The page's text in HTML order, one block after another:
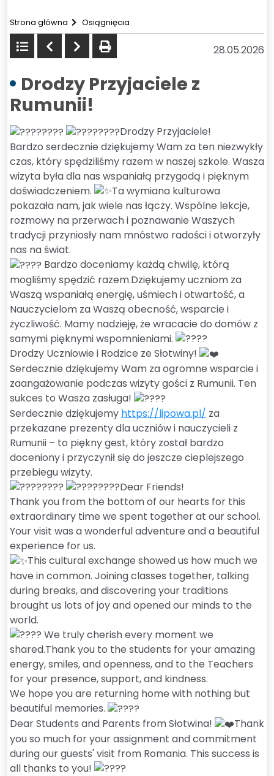
Strona główna Osiągnięcia
Powrót
do
listy
Poprzedni
Następny
drukuj 28.05.2026
Drodzy Przyjaciele z
Rumunii!
Drodzy Przyjaciele!
Bardzo serdecznie dziękujemy Wam za ten niezwykły
czas, który spędziliśmy razem w naszej szkole. Wasza
wizyta była dla nas wspaniałą przygodą i pięknym
doświadczeniem.
Ta wymiana kulturowa
pokazała nam, jak wiele nas łączy. Wspólne lekcje,
rozmowy na przerwach i poznawanie Waszych
tradycji przyniosły nam mnóstwo radości i otworzyły
nas na świat.
Bardzo doceniamy każdą chwilę, którą
mogliśmy spędzić razem.Dziękujemy uczniom za
Waszą wspaniałą energię, uśmiech i otwartość, a
Nauczycielom za Waszą obecność, wsparcie i
życzliwość. Mamy nadzieję, że wracacie do domów z
samymi pięknymi wspomnieniami.
Drodzy Uczniowie i Rodzice ze Słotwiny!
Serdecznie dziękujemy Wam za ogromne wsparcie i
zaangażowanie podczas wizyty gości z Rumunii. Ten
sukces to Wasza zasługa!
Serdecznie dziękujemy https://lipowa.pl/ za
przekazane prezenty dla uczniów i nauczycieli z
Rumunii – to piękny gest, który został bardzo
doceniony i przyczynił się do jeszcze cieplejszego
przebiegu wizyty.
Dear Friends!
Thank you from the bottom of our hearts for this
extraordinary time we spent together at our school.
Your visit was a wonderful adventure and a beautiful
experience for us.
This cultural exchange showed us how much we
have in common. Joining classes together, talking
during breaks, and discovering your traditions
brought us lots of joy and opened our minds to the
world.
We truly cherish every moment we
shared.Thank you to the students for your amazing
energy, smiles, and openness, and to the Teachers
for your presence, support, and kindness.
We hope you are returning home with nothing but
beautiful memories.
Dear Students and Parents from Słotwina!
Thank
you so much for your assignment and commitment
during our guests' visit from Romania. This success is
all thanks to you!